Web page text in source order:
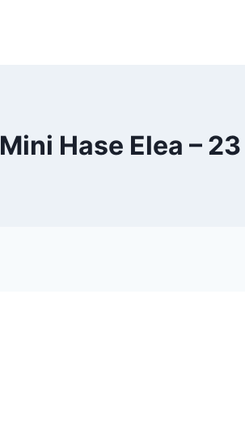
Mini Hase Elea –